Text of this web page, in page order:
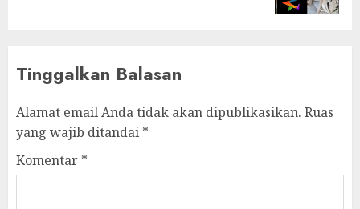
Tinggalkan Balasan
Alamat email Anda tidak akan dipublikasikan. Ruas
yang wajib ditandai *
Komentar *